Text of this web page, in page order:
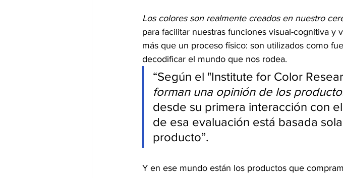
Los colores son realmente creados en nuestro
para facilitar nuestras funciones visual-cognitiva y
más que un proceso físico: son utilizados como
decodificar el mundo que nos rodea.
“Según el "Institute for Color
forman una opinión de los
desde su primera interacción con
de esa evaluación está basada
producto”.
Y en ese mundo están los productos que